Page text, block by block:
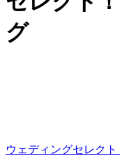
グ
ウェディングセレクト